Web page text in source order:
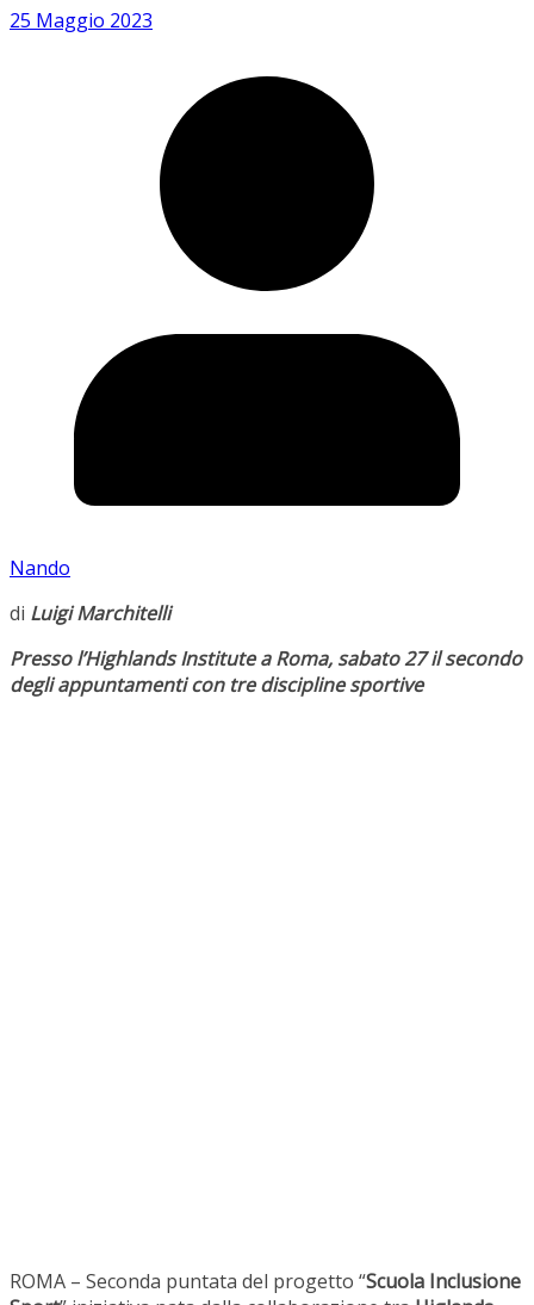
25 Maggio 2023
Nando
di Luigi Marchitelli
Presso l’Highlands Institute a Roma, sabato 27 il secondo
degli appuntamenti con tre discipline sportive
ROMA – Seconda puntata del progetto “Scuola Inclusione